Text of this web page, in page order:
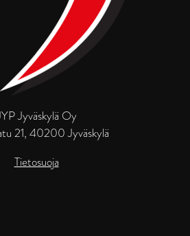
Jyväskylä Oy
21, 40200 Jyväskylä
Tietosuoja